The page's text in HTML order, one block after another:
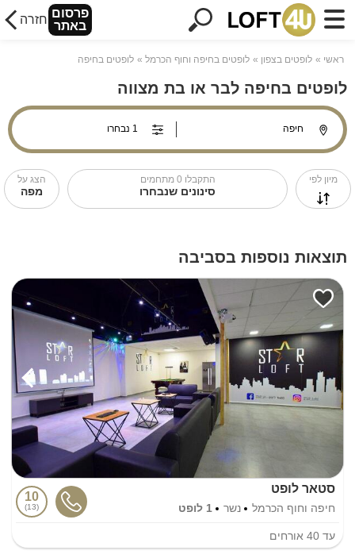
פרסום
באתר חזרה
ראשי לופטים בצפון לופטים בחיפה וחוף הכרמל לופטים בחיפה
לופטים בחיפה לבר או בת מצווה
מיון לפי התקבלו 0 מתחמים
סינונים שנבחרו
הצג על
מפה
תוצאות נוספות בסביבה
סטאר לופט
חיפה וחוף הכרמל נשר 1 לופט
10
13
עד 40 אורחים